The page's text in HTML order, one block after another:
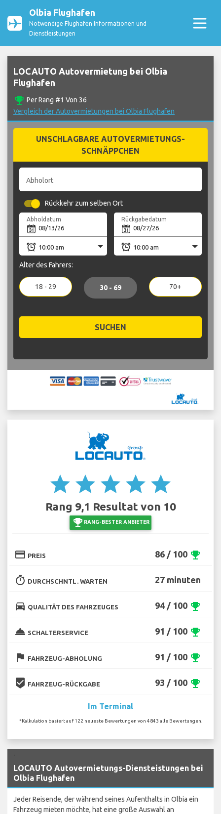
Olbia Flughafen
Notwendige Flughafen Informationen und
Dienstleistungen
LOCAUTO Autovermietung bei Olbia
Flughafen
emoji_events Per Rang #1 Von 36
Vergleich der Autovermietungen bei Olbia Flughafen
UNSCHLAGBARE AUTOVERMIETUNGS-
SCHNÄPPCHEN
Abholort
Rückkehr zum selben Ort
Abholdatum Rückgabedatum
Alter des Fahrers:
18 - 29 30 - 69 70+
SUCHEN
star star star star star
Rang 9,1 Resultat von 10
emoji_events RANG-BESTER ANBIETER
credit_card PREIS 86 / 100 emoji_events
timer DURCHSCHNTL. WARTEN 27 minuten
directions_car QUALITÄT DES FAHRZEUGES 94 / 100 emoji_events
room_service SCHALTERSERVICE 91 / 100 emoji_events
flag FAHRZEUG-ABHOLUNG 91 / 100 emoji_events
beenhere FAHRZEUG-RÜCKGABE 93 / 100 emoji_events
Im Terminal
*Kalkulation basiert auf 122 neueste Bewertungen von 4843 alle Bewertungen.
LOCAUTO Autovermietungs-Diensteistungen bei
Olbia Flughafen
Jeder Reisende, der während seines Aufenthalts in Olbia ein
Fahrzeug mieten möchte, hat eine große Auswahl an